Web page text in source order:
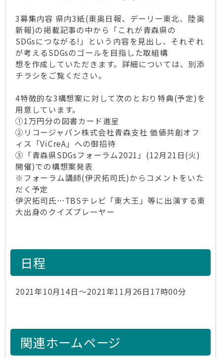
3募集内容 県内3紙(東奥日報、デーリー東北、陸奥
新報)の掲載記事の中から「これが青森県の
SDGsにつながる!」という内容を見出し、それぞれ
が考えるSDGsのゴールを目指した取組構
想を作成していただきます。詳細については、別添
チラシをご覧ください。
4特徴的な3構想案に対して次のとおり特典(予定)を
用意しています。
①1万円分の図書カード進呈
②リコージャパン株式会社青森支社 価値共創オフ
ィス「ViCreA」への御招待
③「青森県SDGsフォーラム2021」(12月21日(火)
開催)での構想案発表
※フォーラム講師(伊沢拓司氏)からコメントをいた
だく予定
伊沢拓司氏…TBSテレビ「東大王」等に出演する東
大出身のクイズプレーヤー
日程
2021年10月14日～2021年11月26日17時00分
関連ホームページ